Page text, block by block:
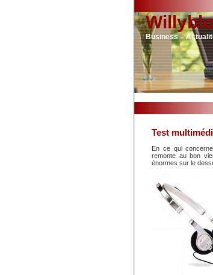
Business –
Test
En ce qui
remonte au bon
énormes sur le